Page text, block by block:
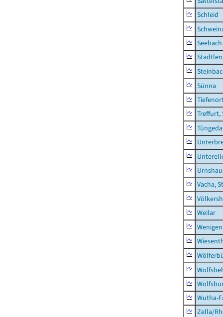
Schleid
Seebach
Sünna
Treffurt,
Tüngeda
Vacha,
Weilar
Wutha-
Zella/